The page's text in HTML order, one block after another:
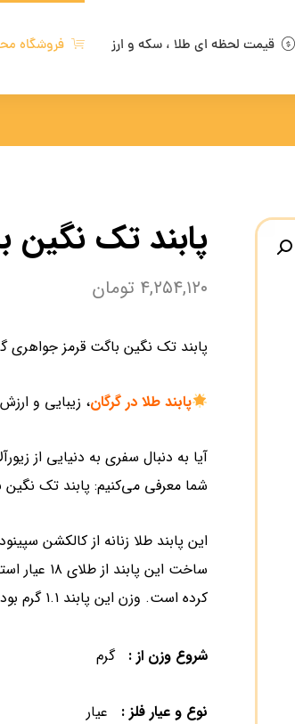
قیمت لحظه ای طلا ، سکه و ارز فروشگاه
پابند تک نگین
۴,۲۵۴,۱۲۰ تومان
پابند تک نگین باگت قرمز جواهری
پابند طلا در گرگان، زیبایی و
آیا به دنبال سفری به دنیایی از
شما معرفی می‌کنیم: پابند تک نگین
این پابند طلا زنانه از کالکشن
ساخت این
کرده است. وزن این پابند ۱.۱ گرم بوده و دارای اجرت ۲۸% می باشد.
شروع وزن از : گرم
نوع و عیار فلز : عیار